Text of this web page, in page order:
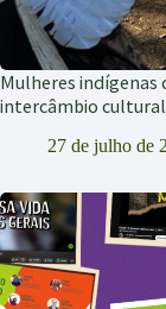
Mulheres indígenas
intercâmbio cultural
27 de julho de